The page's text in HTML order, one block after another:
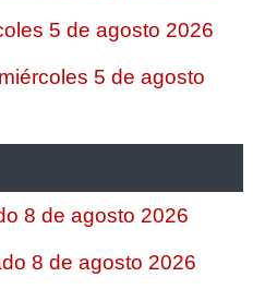
5 de agosto 2026
5 de agosto
8 de agosto 2026
8 de agosto 2026